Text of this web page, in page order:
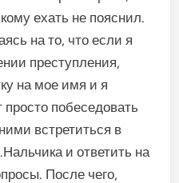
ехать не пояснил.
на то, что если я
преступления,
на мое имя и я
побеседовать
встретиться в
и ответить на
После чего,